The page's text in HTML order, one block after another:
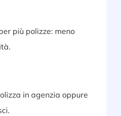
più polizze: meno
in agenzia oppure